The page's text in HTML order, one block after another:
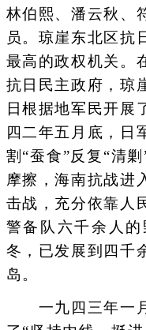
林伯熙、潘云秋、
员。琼崖东北区抗
最高的政权机关。
抗日民主政府，琼
日根据地军民开展
四二年五月底，日
割“蚕食”反复“清
摩擦，海南抗战进
击战，充分依靠人
警备队六千余人
冬，已发展到四千
岛。
一九四三年一月